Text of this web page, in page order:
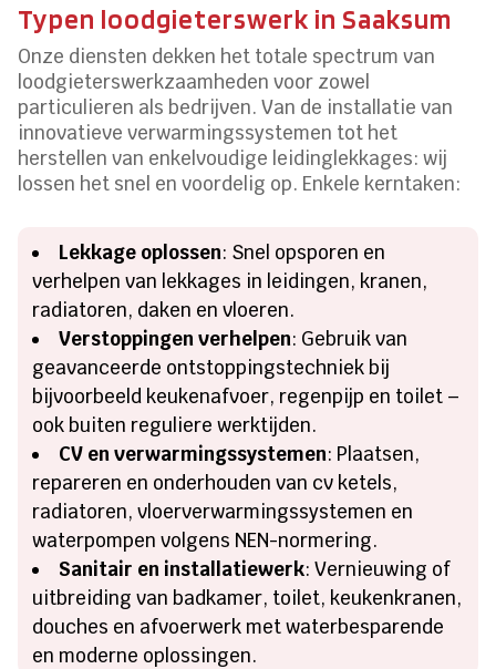
Typen loodgieterswerk in Saaksum
Onze diensten dekken het totale spectrum van
loodgieterswerkzaamheden voor zowel
particulieren als bedrijven. Van de installatie van
innovatieve verwarmingssystemen tot het
herstellen van enkelvoudige leidinglekkages: wij
lossen het snel en voordelig op. Enkele kerntaken:
Lekkage oplossen: Snel opsporen en
verhelpen van lekkages in leidingen, kranen,
radiatoren, daken en vloeren.
Verstoppingen verhelpen: Gebruik van
geavanceerde ontstoppingstechniek bij
bijvoorbeeld keukenafvoer, regenpijp en toilet –
ook buiten reguliere werktijden.
CV en verwarmingssystemen: Plaatsen,
repareren en onderhouden van cv ketels,
radiatoren, vloerverwarmingssystemen en
waterpompen volgens NEN-normering.
Sanitair en installatiewerk: Vernieuwing of
uitbreiding van badkamer, toilet, keukenkranen,
douches en afvoerwerk met waterbesparende
en moderne oplossingen.